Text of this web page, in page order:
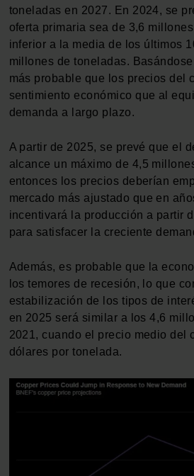
toneladas en 2027. En 2024, se
oferta primaria sea de 3,6
inferior a la media de los últimos
millones de toneladas.
más probable que los precios del
sentimiento económico que al
demanda a largo plazo.
A partir de 2025, se prevé que el
alcance un máximo de 4,5
entonces los precios deberían
mercado más ajustado que en
incentivará la producción a partir
para satisfacer la creciente
Además, es probable que la
los temores de recesión, lo que
estabilización de los tipos de
en 2025 será similar a los 4,6
2021, cuando el precio medio del
dólares por tonelada.